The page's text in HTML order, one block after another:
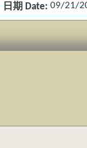
日期 Date:09/21/